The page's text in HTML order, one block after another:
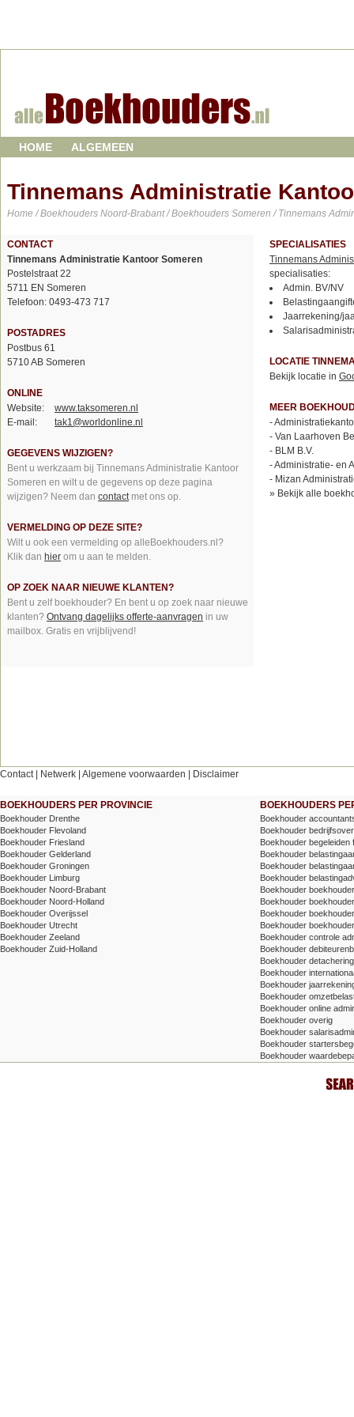
HOME ALGEMEEN
Tinnemans Administratie
Home /Boekhouders Noord-Brabant/Boekhouders Someren / Tinnemans
CONTACT
Tinnemans Administratie Kantoor Someren
Postelstraat 22
5711 EN Someren
Telefoon: 0493-473 717
POSTADRES
Postbus 61
5710 AB Someren
ONLINE
Website:
www.taksomeren.nl
E-mail:
tak1@worldonline.nl
GEGEVENS WIJZIGEN?
Bent u werkzaam bij Tinnemans Administratie Kantoor
Someren en wilt u de gegevens op deze pagina
wijzigen? Neem dan contactmet ons op.
VERMELDING OP DEZE SITE?
Wilt u ook een vermelding op alleBoekhouders.nl?
Klik dan hier om u aan te melden.
OP ZOEK NAAR NIEUWE KLANTEN?
Bent u zelf boekhouder? En bent u op zoek naar nieuwe
klanten? Ontvang dagelijks offerte-aanvragen in uw
mailbox. Gratis en vrijblijvend!
SPECIALISATIES
Tinnemans
specialisaties:
Admin. BV/NV
Jaarrekening/
LOCATIE
Bekijk locatie in
MEER
-
- Van Laarhoven
- BLM B.V.
-Administratie- en
- Mizan
» Bekijk alle
Contact| Netwerk Algemene voorwaarden Disclaimer
BOEKHOUDERS PER PROVINCIE
Boekhouder Drenthe
Boekhouder Flevoland
Boekhouder Friesland
Boekhouder Gelderland
Boekhouder Groningen
Boekhouder Limburg
Boekhouder Noord-Brabant
Boekhouder Noord-Holland
Boekhouder Overijssel
Boekhouder Utrecht
Boekhouder Zeeland
Boekhouder Zuid-Holland
BOEKHOUDERS
Boekhouder
Boekhouder
Boekhouder
Boekhouder
Boekhouder
Boekhouder
Boekhouder
Boekhouder
Boekhouder
Boekhouder
Boekhouder controle
Boekhouder
Boekhouder
Boekhouder
Boekhouder
Boekhouder
Boekhouder online
Boekhouder overig
Boekhouder
Boekhouder
Boekhouder